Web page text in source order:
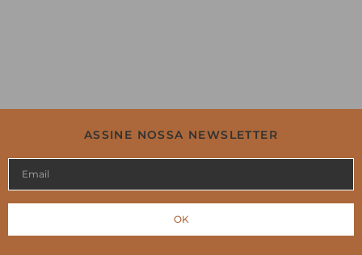
ASSINE NOSSA NEWSLETTER
OK